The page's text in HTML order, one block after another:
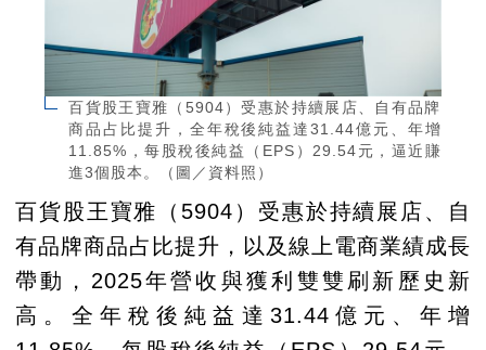
百貨股王寶雅（5904）受惠於持續展店、自有品牌
商品占比提升，全年稅後純益達31.44億元、年增
11.85%，每股稅後純益（EPS）29.54元，逼近賺
進3個股本。（圖／資料照）
百貨股王寶雅（5904）受惠於持續展店、自
有品牌商品占比提升，以及線上電商業績成長
帶動，2025年營收與獲利雙雙刷新歷史新
高。全年稅後純益達31.44億元、年增